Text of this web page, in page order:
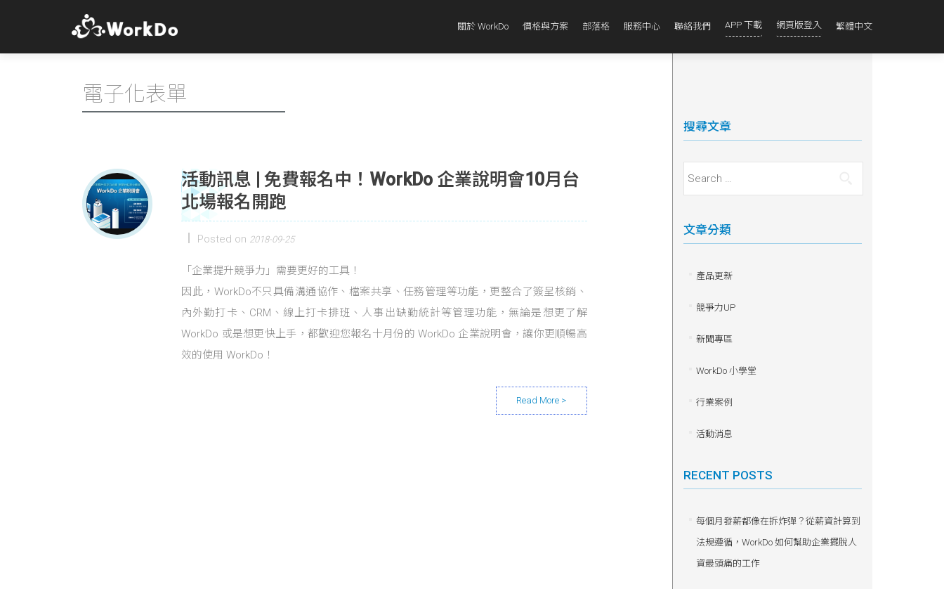
關於 WorkDo 價格與方案 部落格 服務中心 聯絡我們 APP 下載 網頁版登入 繁體中文
電子化表單
活動訊息 | 免費報名中！WorkDo 企業說明會10月台
北場報名開跑
Posted on 2018-09-25
「企業提升競爭力」需要更好的工具！
因此，WorkDo不只具備溝通協作、檔案共享、任務管理等功能，更整合了簽呈核銷、
內外勤打卡、CRM、線上打卡排班、人事出缺勤統計等管理功能，無論是想更了解
WorkDo 或是想更快上手，都歡迎您報名十月份的 WorkDo 企業說明會，讓你更順暢高
效的使用 WorkDo！
搜尋文章
Search for:
文章分類
產品更新
競爭力UP
新聞專區
WorkDo 小學堂
行業案例
活動消息
RECENT POSTS
每個月發薪都像在拆炸彈？從薪資計算到
法規遵循，WorkDo 如何幫助企業擺脫人
資最頭痛的工作